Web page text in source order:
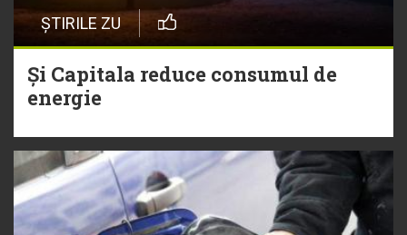
ȘTIRILE ZU
Și Capitala reduce consumul de
energie